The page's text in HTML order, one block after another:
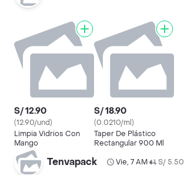
S/ 12.90
(12.90/und)
Limpia Vidrios Con
Mango
S/ 18.90
(0.0210/ml)
Taper De Plástico
Rectangular 900 Ml
Tenvapack Vie, 7 AM• S/ 5.50